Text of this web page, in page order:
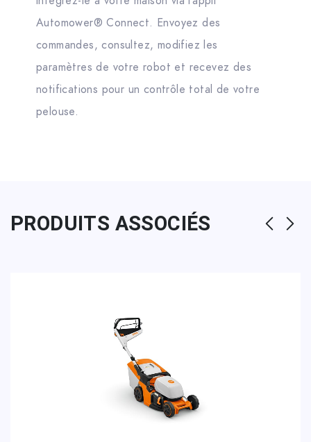
Automower® Connect. Envoyez des
commandes, consultez, modifiez les
paramètres de votre robot et recevez des
notifications pour un contrôle total de votre
pelouse.
PRODUITS ASSOCIÉS